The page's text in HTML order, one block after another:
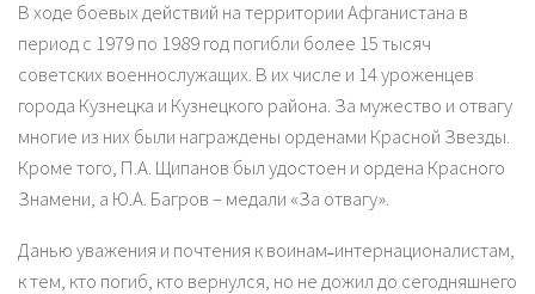
В ходе боевых действий на территории Афганистана в
период с 1979 по 1989 год погибли более 15 тысяч
советских военнослужащих. В их числе и 14 уроженцев
города Кузнецка и Кузнецкого района. За мужество и отвагу
многие из них были награждены орденами Красной Звезды.
Кроме того, П.А. Щипанов был удостоен и ордена Красного
Знамени, а Ю.А. Багров – медали «За отвагу».
Данью уважения и почтения к воинам˗интернационалистам,
к тем, кто погиб, кто вернулся, но не дожил до сегодняшнего